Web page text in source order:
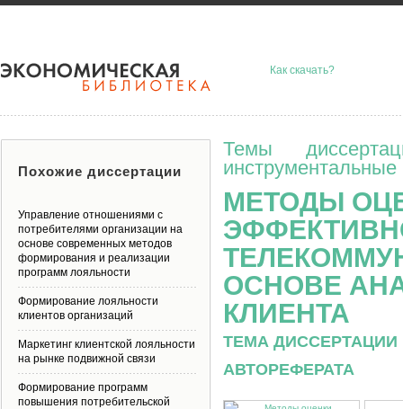
Как скачать?
Темы
МЕТОДЫ
ОСНОВЕ
КЛИЕНТА
ТЕМА
АВТОРЕФЕРАТА
Похожие диссертации
Управление отношениями с
потребителями организации на
основе современных методов
формирования и реализации
программ лояльности
Формирование лояльности
клиентов организаций
Маркетинг клиентской лояльности
на рынке подвижной связи
Формирование программ
повышения потребительской